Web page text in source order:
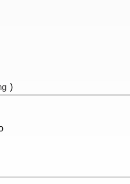
)